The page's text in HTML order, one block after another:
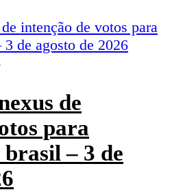
de
para
– 3 de